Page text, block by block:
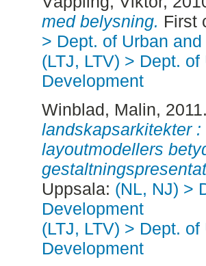
med belysning. First
> Dept. of Urban
(LTJ, LTV) > Dept.
Development
Winblad, Malin,
landskapsarkitekter
layoutmodellers
Uppsala: (NL, NJ) >
Development
(LTJ, LTV) > Dept.
Development